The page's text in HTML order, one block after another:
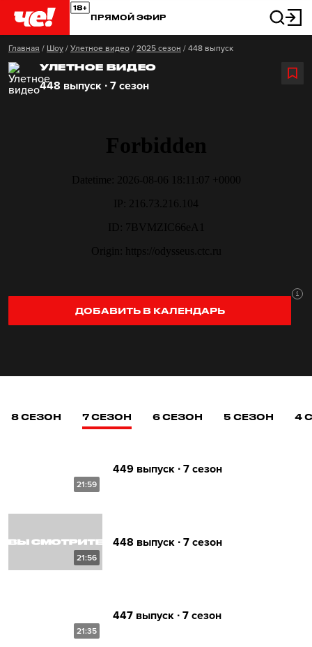
ПРЯМОЙ ЭФИР
Главная / Шоу / Улетное видео / 2025 сезон / 448 выпуск
УЛЕТНОЕ ВИДЕО
448 выпуск ∙ 7 сезон
ДОБАВИТЬ В КАЛЕНДАРЬ
8 СЕЗОН 7 СЕЗОН 6 СЕЗОН 5 СЕЗОН 4
21:59
449 выпуск ∙ 7 сезон
21:56
448 выпуск ∙ 7 сезон
21:35
447 выпуск ∙ 7 сезон